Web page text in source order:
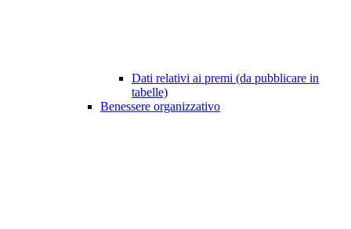
Dati relativi ai premi (da pubblicare in
tabelle)
Benessere organizzativo